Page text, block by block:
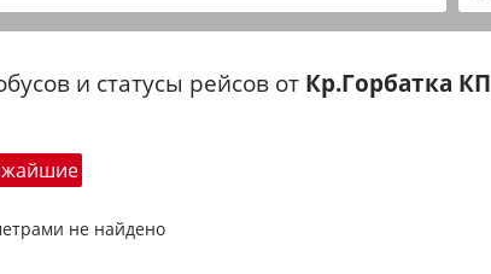
и статусы рейсов от Кр.Горбатка КП
не найдено